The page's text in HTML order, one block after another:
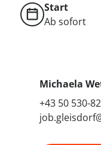
Start
Ab sofort
Michaela
+43 50 530-